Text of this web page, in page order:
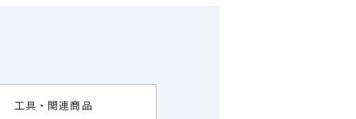
工具・関連商品